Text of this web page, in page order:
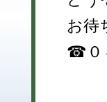
お待
☎０